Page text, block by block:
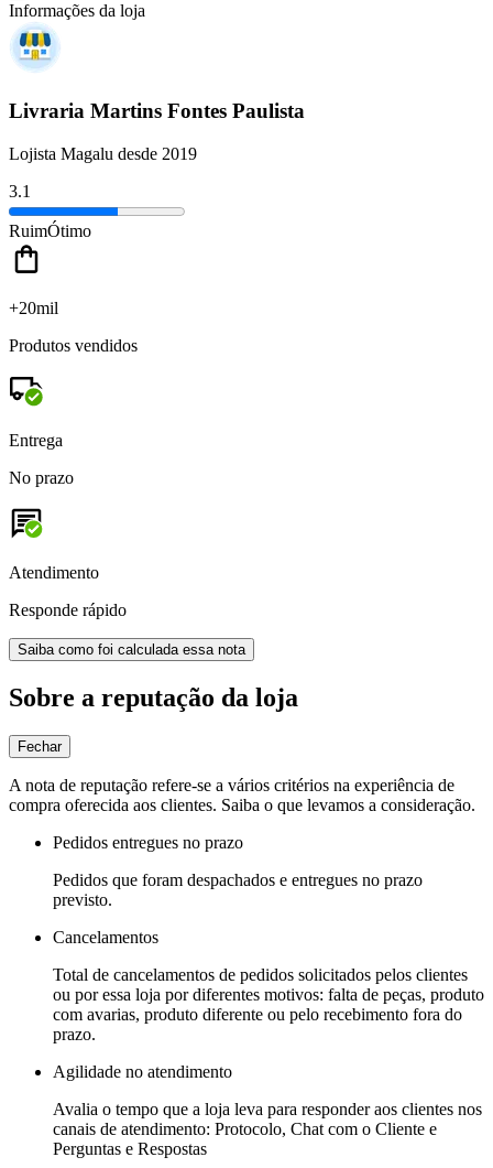
Informações da loja
Livraria Martins Fontes Paulista
Lojista Magalu desde 2019
3.1
RuimÓtimo
+20mil
Produtos vendidos
Entrega
No prazo
Atendimento
Responde rápido
Saiba como foi calculada essa nota
Sobre a reputação da loja
Fechar
A nota de reputação refere-se a vários critérios na experiência de
compra oferecida aos clientes. Saiba o que levamos a consideração.
Pedidos entregues no prazo
Pedidos que foram despachados e entregues no prazo
previsto.
Cancelamentos
Total de cancelamentos de pedidos solicitados pelos clientes
ou por essa loja por diferentes motivos: falta de peças, produto
com avarias, produto diferente ou pelo recebimento fora do
prazo.
Agilidade no atendimento
Avalia o tempo que a loja leva para responder aos clientes nos
canais de atendimento: Protocolo, Chat com o Cliente e
Perguntas e Respostas